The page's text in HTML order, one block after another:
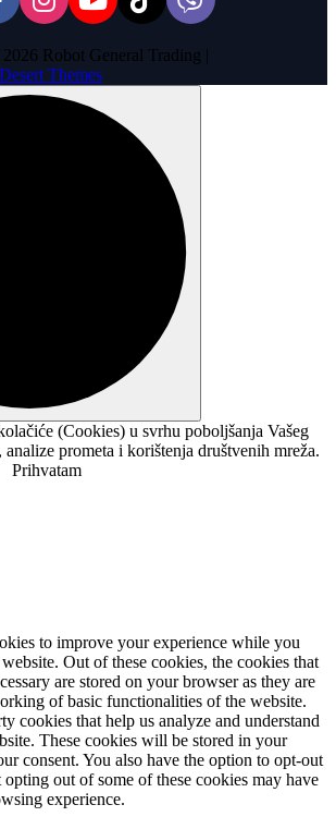
Robot General Trading |
Desert Themes
(Cookies) u svrhu poboljšanja Vašeg
prometa i korištenja društvenih mreža.
Prihvatam
to improve your experience while you
Out of these cookies, the cookies that
are stored on your browser as they are
of basic functionalities of the website.
cookies that help us analyze and understand
These cookies will be stored in your
consent. You also have the option to opt-out
out of some of these cookies may have
experience.